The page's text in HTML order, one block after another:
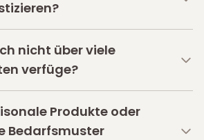
nicht über viele
verfüge?
Produkte oder
Bedarfsmuster